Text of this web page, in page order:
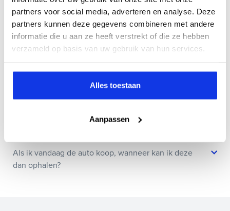
partners voor social media, adverteren en analyse. Deze
partners kunnen deze gegevens combineren met andere
informatie die u aan ze heeft verstrekt of die ze hebben
verzameld op basis van uw gebruik van hun services.
Alles toestaan
Aanpassen
Hoe weet ik of deze auto nog beschikbaar is?
Is het mogelijk om de huidige auto in te ruilen?
Als ik vandaag de auto koop, wanneer kan ik deze
dan ophalen?